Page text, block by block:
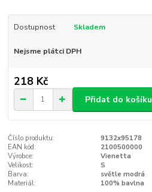
Dostupnost Skladem
Nejsme plátci DPH
218 Kč
Přidat do košíku
Číslo produktu:
9132x95178
EAN kód:
2100500000
Výrobce:
Vienetta
Velikost:
S
Barva:
světle modrá
Materiál:
100% bavlna